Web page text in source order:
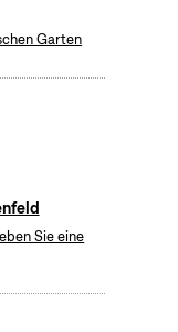
Garten
Sie eine